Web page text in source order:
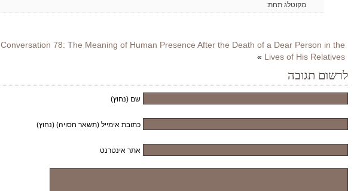
מקוטלג תחת:
Conversation 78: The Meaning of Human Presence After the Death of a Dear Person in the
Lives of His Relatives
»
לרשום תגובה
שם (נחוץ)
כתובת אימייל (תשאר חסויה) (נחוץ)
אתר אינטרנט